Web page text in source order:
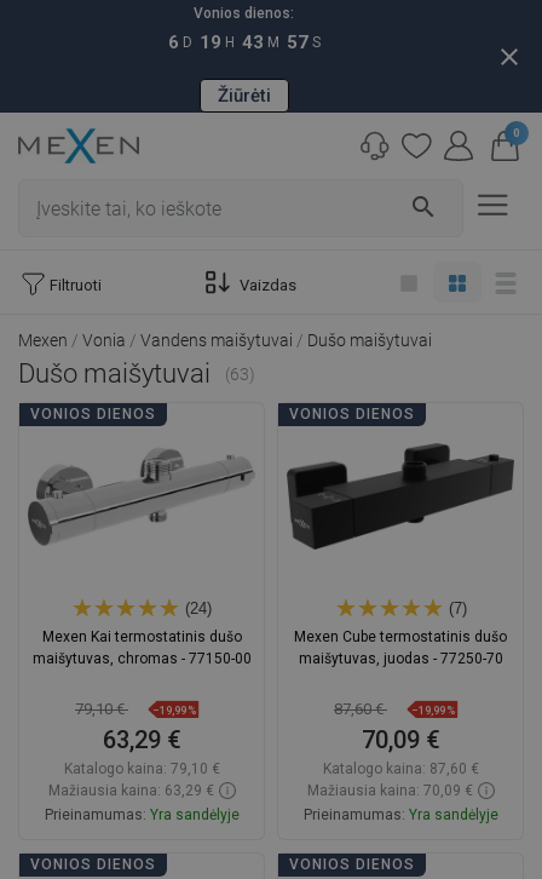
Vonios dienos:
6 D 19 H 43 M 56 S
Žiūrėti
close
search
0
Filtruoti Vaizdas
Mexen Vonia Vandens maišytuvai Dušo maišytuvai
Dušo maišytuvai (63)
VONIOS DIENOS
(24)
Mexen Kai termostatinis dušo
maišytuvas, chromas - 77150-00
79,10 € −19,99%
63,29 €
Katalogo kaina: 79,10 €
Mažiausia kaina: 63,29 €
Prieinamumas: Yra sandėlyje
Į krepšelį
VONIOS DIENOS
(7)
Mexen Cube termostatinis dušo
maišytuvas, juodas - 77250-70
87,60 € −19,99%
70,09 €
Katalogo kaina: 87,60 €
Mažiausia kaina: 70,09 €
Prieinamumas: Yra sandėlyje
Į krepšelį
VONIOS DIENOS VONIOS DIENOS